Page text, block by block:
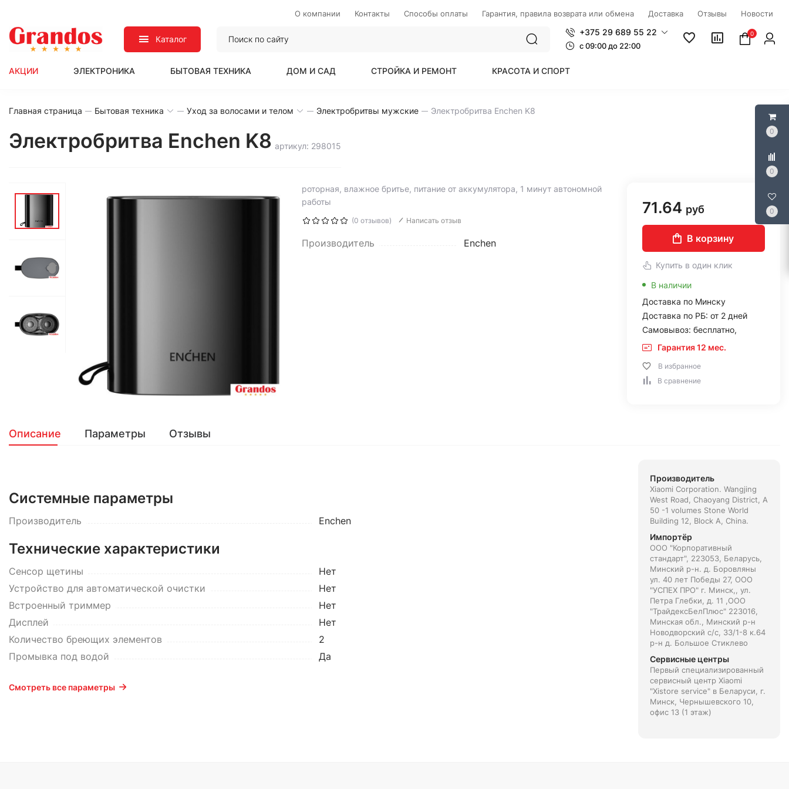
0
0
0
О компании Контакты Способы оплаты Гарантия, правила возврата или обмена Доставка Отзывы Новости
Каталог
+375 29 689 55 22
c 09:00 до 22:00
0
АКЦИИ ЭЛЕКТРОНИКА БЫТОВАЯ ТЕХНИКА ДОМ И САД СТРОЙКА И РЕМОНТ КРАСОТА И СПОРТ
Главная страница Бытовая техника Уход за волосами и телом Электробритвы мужские Электробритва Enchen K8
Электробритва Enchen K8 артикул: 298015
роторная, влажное бритье, питание от аккумулятора, 1 минут автономной
работы
(0 отзывов) Написать отзыв
Производитель Enchen
71.64 руб
В корзину
Купить в один клик
В наличии
Доставка по Минску
Доставка по РБ: от 2 дней
Самовывоз: бесплатно,
Гарантия 12 мес.
В избранное
В сравнение
Описание Параметры Отзывы
Системные параметры
Производитель Enchen
Технические характеристики
Сенсор щетины
Нет
Устройство для автоматической очистки
Нет
Встроенный триммер
Нет
Дисплей
Нет
Количество бреющих элементов
2
Промывка под водой
Да
Смотреть все параметры
Производитель
Xiaomi Corporation. Wangjing
West Road, Chaoyang District, A
50 -1 volumes Stone World
Building 12, Block A, China.
Импортёр
ООО "Корпоративный
стандарт", 223053, Беларусь,
Минский р-н. д. Боровляны
ул. 40 лет Победы 27, ООО
"УСПЕХ ПРО" г. Минск,, ул.
Петра Глебки, д. 11 ,ООО
"ТрайдексБелПлюс" 223016,
Минская обл., Минский р-н
Новодворский с/с, 33/1-8 к.64
р-н д. Большое Стиклево
Сервисные центры
Первый специализированный
сервисный центр Xiaomi
"Xistore service" в Беларуси, г.
Минск, Чернышевского 10,
офис 13 (1 этаж)